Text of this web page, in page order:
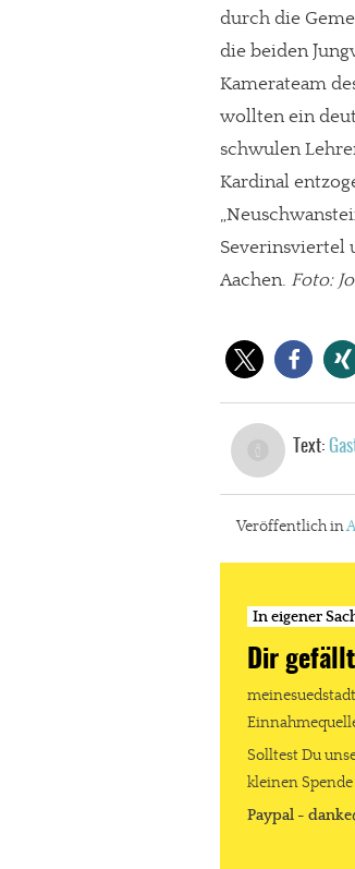
durch die
die beiden
Kamerateam
wollten ein
schwulen
Kardinal
Severinsviertel
Aachen. Foto:
Text:
Veröffentlich in
In eigener
Dir
Solltest Du
kleinen
Paypal -